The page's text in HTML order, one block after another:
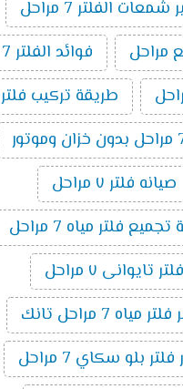
شمعات الفلتر 7 مراحل
مراحل
فوائد الفلتر 7 مراحل
طريقة تركيب فلتر 7 مراحل
صيانه فلتر ٧ مراحل
فلتر مياه 7 مراحل
فلتر تايوانى ٧ مراحل
مياه 7 مراحل تانك
بلو سكاي 7 مراحل